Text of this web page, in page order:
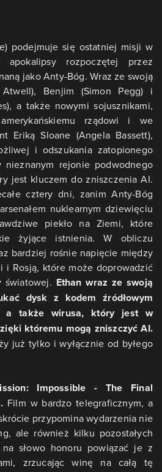
podejmuje się ostatniej misji w
apokalipsy rozpoczętej przez
jako Anty-Bóg. Wraz ze swoją
Benjim (Simon Pegg) i
a także nowymi sojusznikami,
rządowi i we
Eriką Sloane (Angela Bassett),
i odszukania zatopionego
rejonie podwodnego
jest kluczem do zniszczenia AI.
cztery dni, zanim Anty-Bóg
nuklearnym dziewięciu
piekło na Ziemi, które
żyjące istnienia. W obliczu
bardziej rośnie napięcie między
i Rosją, które może doprowadzić
światowej. Ethan wraz ze swoją
dysk z kodem źródłowym
a także wirusa, który jest w
któremu mogą zniszczyć AI.
już tylko i wyłącznie od byłego
Impossible - The Final
Film w bardzo telegraficznym, a
przypomina wydarzenia nie
ale również kilku pozostałych
słowo honoru powiązać je z
zrzucając winę na całą tę